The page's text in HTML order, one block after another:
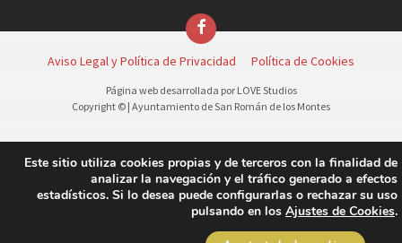
Facebook
Aviso Legal y Política de Privacidad Política de Cookies
Página web desarrollada por LOVE Studios
Copyright © | Ayuntamiento de San Román de los Montes
Este sitio utiliza cookies propias y de terceros con la finalidad de
analizar la navegación y el tráfico generado a efectos
estadísticos. Si lo desea puede configurarlas o rechazar su uso
pulsando en los Ajustes de Cookies.